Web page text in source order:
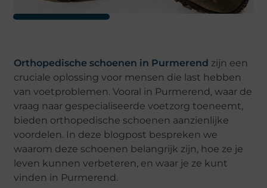
Orthopedische schoenen in Purmerend zijn een
cruciale oplossing voor mensen die last hebben
van voetproblemen. Vooral in Purmerend, waar de
vraag naar gespecialiseerde voetzorg toeneemt,
bieden orthopedische schoenen aanzienlijke
voordelen. In deze blogpost bespreken we
waarom deze schoenen belangrijk zijn, hoe ze je
leven kunnen verbeteren, en waar je ze kunt
vinden in Purmerend.